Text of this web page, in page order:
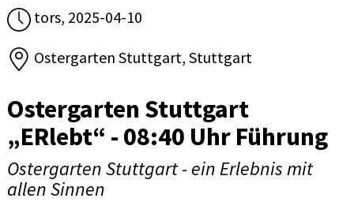
tors, 2025-04-10
Ostergarten Stuttgart, Stuttgart
Ostergarten Stuttgart
„ERlebt“ - 08:40 Uhr Führung
Ostergarten Stuttgart - ein Erlebnis mit
allen Sinnen